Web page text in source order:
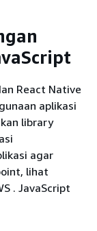
React Native
aplikasi
library
agar
lihat
. JavaScript